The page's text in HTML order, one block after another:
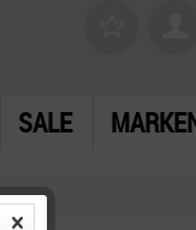
SALE